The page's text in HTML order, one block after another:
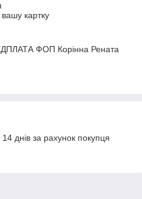
картку
ФОП Корінна Рената
днів за рахунок покупця